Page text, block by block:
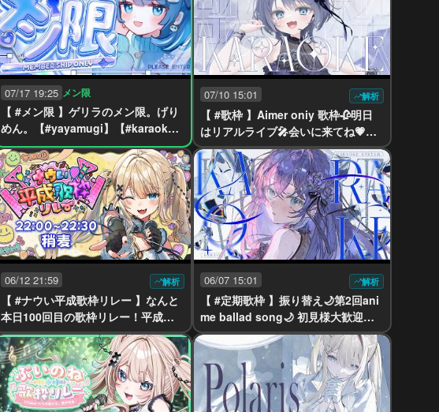
07/17 19:25 メン限
【 #メン限 】ゲリラのメン限。げり
めん。【#yayamugi】【#karaok
e】
07/10 15:01 解析
【 #歌枠 】Aimer oniy 歌枠🥀明日
はリアルライブ🎤会いに来てね💗
【#yayamugi】【#karaoke】
06/12 21:59 解析
【 #ナウい平成歌枠リレー 】なんと
本日100回目の歌枠リレー！平成ア
ニソンでオオトリ！【#yayamugi】
【#karaoke】
06/07 15:01 解析
【 #定期歌枠 】振り替え🌙第2回ani
me ballad song🌙 初見様大歓迎【#
yayamugi】【#karaoke】